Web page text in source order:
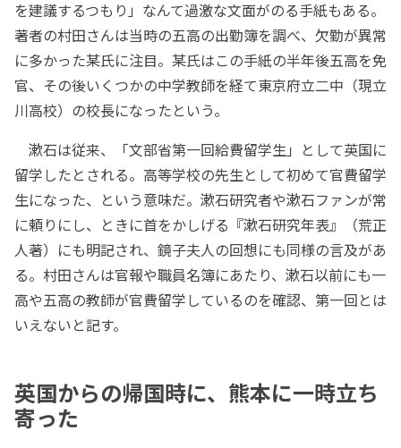
を建議するつもり」なんて過激な文面がのる手紙もある。
著者の村田さんは当時の五高の出勤簿を調べ、欠勤が異常
に多かった某氏に注目。某氏はこの手紙の半年後五高を免
官、その後いくつかの中学教師を経て東京府立二中（現立
川高校）の校長になったという。
漱石は従来、「文部省第一回給費留学生」として英国に
留学したとされる。高等学校の先生として初めて官費留学
生になった、という意味だ。漱石研究者や漱石ファンが常
に頼りにし、ときに首をかしげる『漱石研究年表』（荒正
人著）にも明記され、鏡子夫人の回想にも同様の言及があ
る。村田さんは官報や職員名簿にあたり、漱石以前にも一
高や五高の教師が官費留学しているのを確認、第一回とは
いえないと記す。
英国からの帰国時に、熊本に一時立ち
寄った